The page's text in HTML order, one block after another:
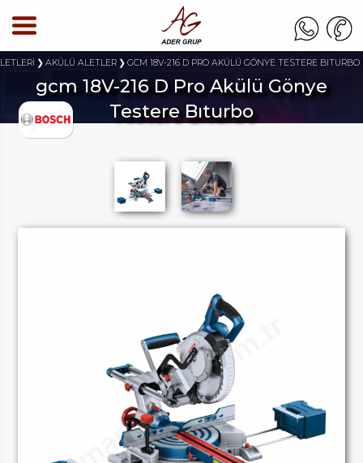
AKÜLÜ ALETLER GCM 18V-216 D PRO AKÜLÜ GÖNYE TESTERE BITURBO
gcm 18V-216 D Pro Akülü Gönye
Testere Bıturbo